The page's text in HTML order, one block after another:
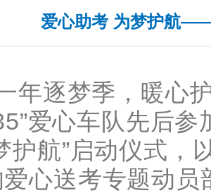
爱心助考 为梦护航
年逐梦季，暖心
爱心车队先后
护航”启动仪式，
心送考专题动